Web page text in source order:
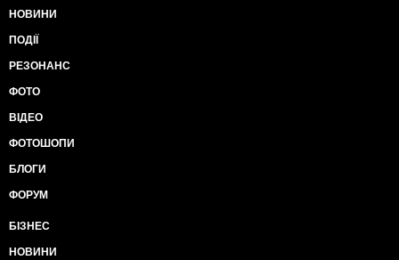
НОВИНИ
ПОДІЇ
РЕЗОНАНС
ФОТО
ВІДЕО
ФОТОШОПИ
БЛОГИ
ФОРУМ
БІЗНЕС
НОВИНИ